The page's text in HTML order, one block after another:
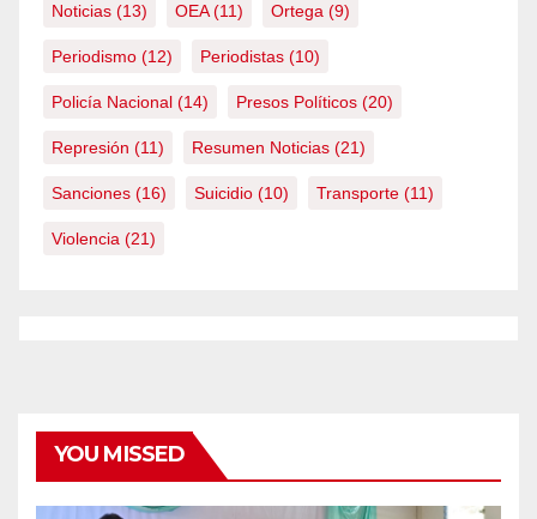
Noticias (13) OEA(11) Ortega (9)
Periodismo (12) Periodistas (10)
Policía Nacional (14) Presos Políticos (20)
Represión (11) Resumen Noticias (21)
Sanciones (16) Suicidio (10) Transporte (11)
Violencia (21)
YOU MISSED